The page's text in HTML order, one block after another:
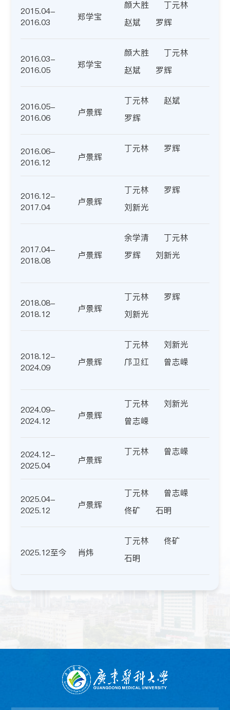
2015.04-
2016.03
郑学宝
颜大胜
丁元林
赵斌
罗辉
2016.03-
2016.05
郑学宝
颜大胜
丁元林
赵斌
罗辉
2016.05-
2016.06
卢景辉
丁元林
赵斌
罗辉
2016.06-
2016.12
卢景辉
丁元林 罗辉
2016.12-
2017.04
卢景辉
丁元林
罗辉
刘新光
2017.04-
2018.08
卢景辉
余学清
丁元林
罗辉
刘新光
2018.08-
2018.12
卢景辉
丁元林
罗辉
刘新光
2018.12-
2024.09
卢景辉
丁元林
刘新光
邝卫红
曾志嵘
2024.09-
2024.12
卢景辉
丁元林
刘新光
曾志嵘
2024.12-
2025.04
卢景辉
丁元林 曾志嵘
2025.04-
2025.12
卢景辉
丁元林
曾志嵘
佟矿
石明
2025.12至今 肖炜
丁元林
佟矿
石明